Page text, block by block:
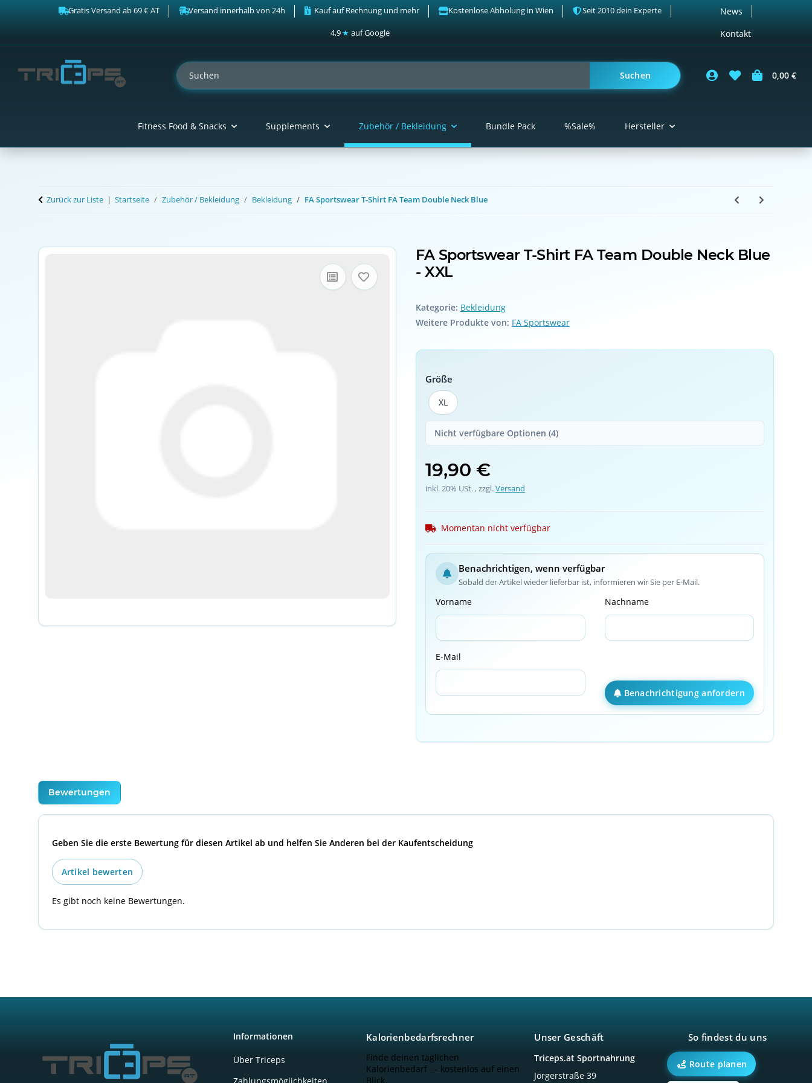
News
Kontakt
Gratis Versand ab 69 € AT Versand innerhalb von 24h Kauf auf Rechnung und mehr Kostenlose Abholung in Wien Seit 2010 dein Experte
4,9★ auf Google
Suchen 0,00 €
Fitness Food & Snacks Supplements Zubehör / Bekleidung Bundle Pack %Sale% Hersteller
Zurück zur Liste Startseite Zubehör / Bekleidung Bekleidung FA Sportswear T-Shirt FA Team Double Neck Blue
FA Sportswear T-Shirt FA Team Double Neck Blue
- XXL
Kategorie: Bekleidung
Weitere Produkte von: FA Sportswear
Größe
XL
XL
Nicht verfügbare Optionen (4)
19,90 €
inkl. 20% USt. , zzgl.Versand
Momentan nicht verfügbar
Benachrichtigen, wenn verfügbar
Sobald der Artikel wieder lieferbar ist, informieren wir Sie per E-Mail.
Vorname Nachname
E-Mail
Benachrichtigung anfordern
weitere Registerkarten anzeigen
Bewertungen
Geben Sie die erste Bewertung für diesen Artikel ab und helfen Sie Anderen bei der Kaufentscheidung
Artikel bewerten
Es gibt noch keine Bewertungen.
Informationen
Über Triceps
Kalorienbedarfsrechner
Finde deinen täglichen
Kalorienbedarf — kostenlos auf einen
Blick.
Unser Geschäft
Triceps.at Sportnahrung
Jörgerstraße 39
So findest du uns
Route planen